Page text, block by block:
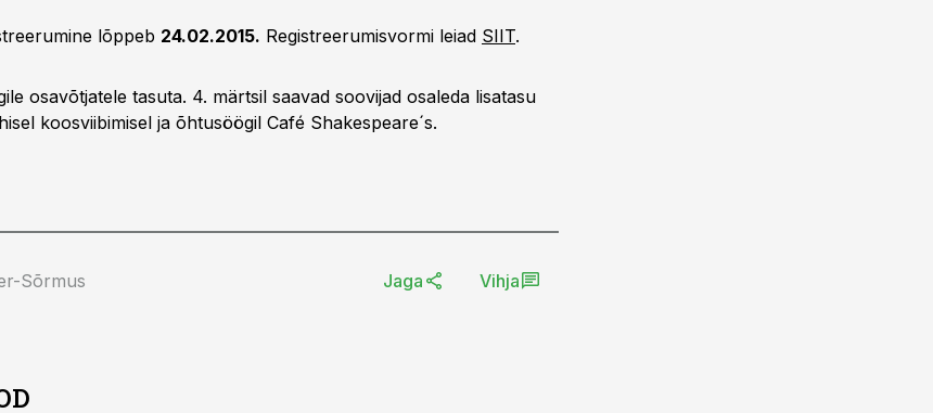
lõppeb 24.02.2015. Registreerumisvormi leiad SIIT.
osavõtjatele tasuta. 4. märtsil saavad soovijad osaleda lisatasu
koosviibimisel ja õhtusöögil Café Shakespeare´s.
Sõrmus Jaga Vihja